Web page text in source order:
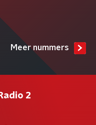
Meer nummers
2